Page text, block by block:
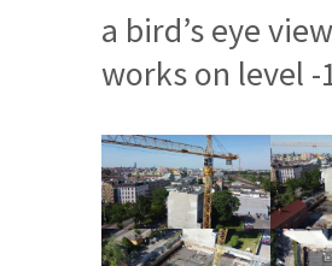
a bird’s eye
works on level -